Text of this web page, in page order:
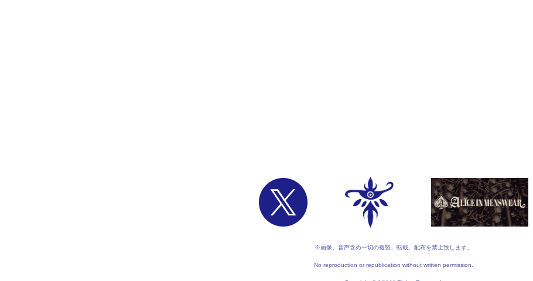
※画像、音声含め一切の複製、転載、配布を禁止致します。
No reproduction or republication without written permission.